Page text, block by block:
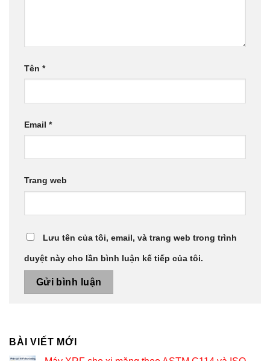
Tên *
Email *
Trang web
Lưu tên của tôi, email, và trang web trong trình
duyệt này cho lần bình luận kế tiếp của tôi.
BÀI VIẾT MỚI